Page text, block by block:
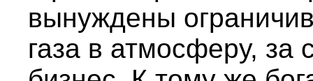
вынуждены
газа в атмосферу, за